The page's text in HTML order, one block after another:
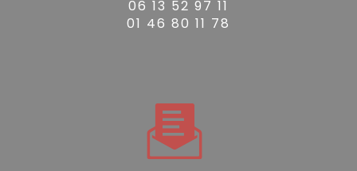
06 13 52 97 11
01 46 80 11 78